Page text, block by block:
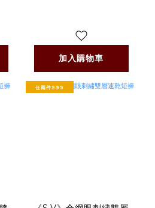
加入購物車
任兩件999